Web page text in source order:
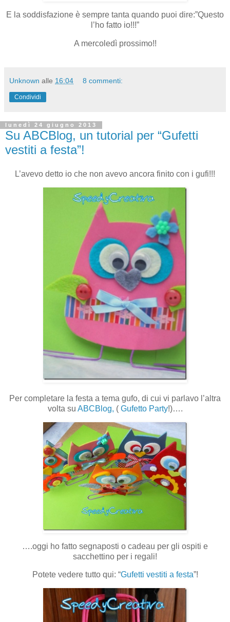
E la soddisfazione è sempre tanta quando puoi dire:”Questo
l’ho fatto io!!!”
A mercoledì prossimo!!
Unknown alle 16:04 8 commenti:
Condividi
lunedì 24 giugno 2013
Su ABCBlog, un tutorial per “Gufetti
vestiti a festa”!
L’avevo detto io che non avevo ancora finito con i gufi!!!
Per completare la festa a tema gufo, di cui vi parlavo l’altra
volta su ABCBlog, ( Gufetto Party!)….
….oggi ho fatto segnaposti o cadeau per gli ospiti e
sacchettino per i regali!
Potete vedere tutto qui: “Gufetti vestiti a festa”!